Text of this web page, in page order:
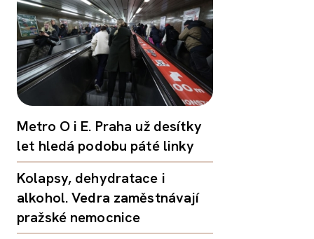
Metro O i E. Praha už desítky
let hledá podobu páté linky
Kolapsy, dehydratace i
alkohol. Vedra zaměstnávají
pražské nemocnice